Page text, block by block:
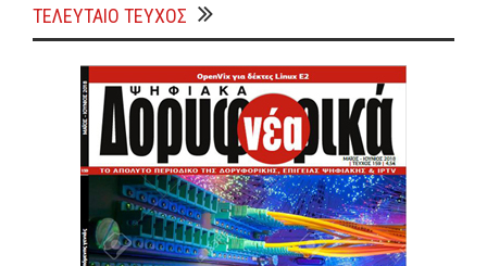
ΤΕΛΕΥΤΑΙΟ ΤΕΥΧΟΣ